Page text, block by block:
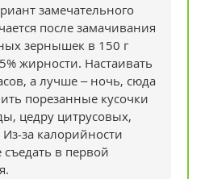
замечательного
после замачивания
зернышек в 150 г
жирности. Настаивать
а лучше – ночь, сюда
порезанные кусочки
цедру цитрусовых,
за калорийности
в первой